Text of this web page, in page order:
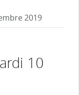
2019
10